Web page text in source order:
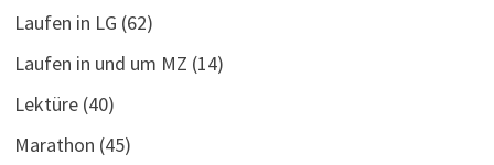
Laufen in LG (62)
Laufen in und um MZ (14)
Lektüre(40)
Marathon (45)